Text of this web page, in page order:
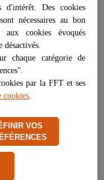
AJOUTER AU PANIER
d'intérêt. Des cookies
nécessaires au bon
aux cookies évoqués
désactivés.
chaque catégorie de
par la FFT et ses
cookies.
VOS